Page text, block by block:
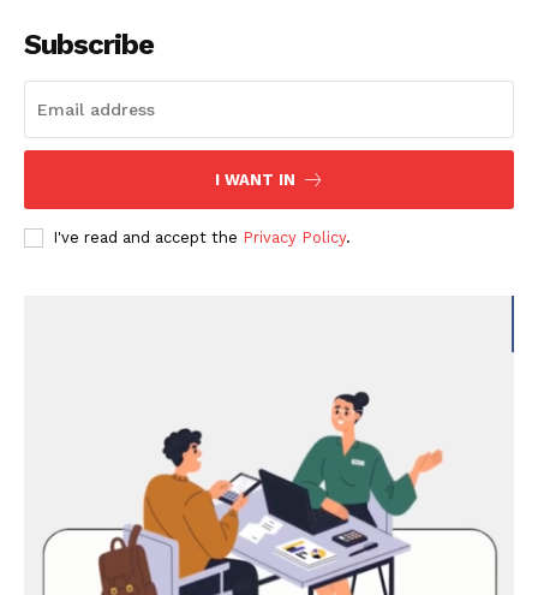
Subscribe
I WANT IN
I've read and accept the Privacy Policy.